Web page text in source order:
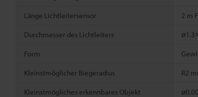
Länge Lichtleitersensor 2 m
Durchmesser des Lichtleiters
Form
Kleinstmöglicher Biegeradius R2
Kleinstmögliches erkennbares Objekt